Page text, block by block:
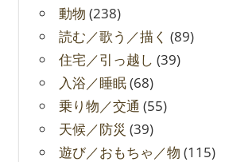
動物 (238)
読む／歌う／描く (89)
住宅／引っ越し (39)
入浴／睡眠(68)
乗り物／交通 (55)
天候／防災 (39)
遊び／おもちゃ／物 (115)